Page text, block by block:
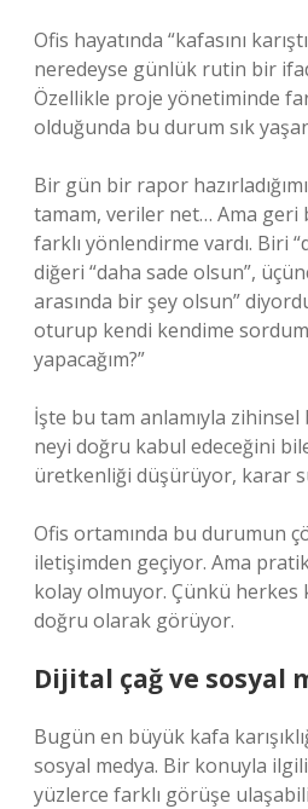
Ofis hayatında “kafasını
neredeyse günlük rutin bir
Özellikle proje yönetiminde
olduğunda bu durum sık
Bir gün bir rapor
tamam, veriler net… Ama geri
farklı yönlendirme vardı. Biri
diğeri “daha sade olsun”,
arasında bir şey olsun”
oturup kendi kendime
yapacağım?”
İşte bu tam anlamıyla zihinsel
neyi doğru kabul edeceğini
üretkenliği düşürüyor, karar
Ofis ortamında bu durumun
iletişimden geçiyor. Ama
kolay olmuyor. Çünkü herkes
doğru olarak görüyor.
Dijital çağ ve sosyal
Bugün en büyük kafa
sosyal medya. Bir konuyla
yüzlerce farklı görüşe